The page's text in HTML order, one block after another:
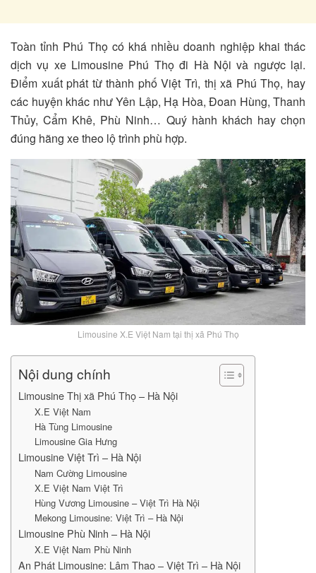
Toàn tỉnh Phú Thọ có khá nhiều doanh nghiệp khai thác
dịch vụ xe Limousine Phú Thọ đi Hà Nội và ngược lại.
Điểm xuất phát từ thành phố Việt Trì, thị xã Phú Thọ, hay
các huyện khác như Yên Lập, Hạ Hòa, Đoan Hùng, Thanh
Thủy, Cẩm Khê, Phù Ninh… Quý hành khách hay chọn
đúng hãng xe theo lộ trình phù hợp.
Limousine X.E Việt Nam tại thị xã Phú Thọ
Nội dung chính
Limousine Thị xã Phú Thọ – Hà Nội
X.E Việt Nam
Hà Tùng Limousine
Limousine Gia Hưng
Limousine Việt Trì – Hà Nội
Nam Cường Limousine
X.E Việt Nam Việt Trì
Hùng Vương Limousine – Việt Trì Hà Nội
Mekong Limousine: Việt Trì – Hà Nội
Limousine Phù Ninh – Hà Nội
X.E Việt Nam Phù Ninh
An Phát Limousine: Lâm Thao – Việt Trì – Hà Nội